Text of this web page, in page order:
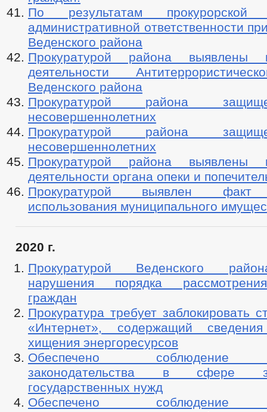
По результатам
административной ответственности
Веденского района
Прокуратурой района выявлены
деятельности
Веденского района
Прокуратурой района
несовершеннолетних
Прокуратурой района
несовершеннолетних
Прокуратурой района выявлены
деятельности органа опеки и
Прокуратурой выявлен факт
использования муниципального
2020 г.
Прокуратурой Веденского
нарушения порядка
граждан
Прокуратура требует заблокировать
«Интернет», содержащий
хищения энергоресурсов
Обеспечено соблюдение
законодательства в сфере
государственных нужд
Обеспечено соблюдение